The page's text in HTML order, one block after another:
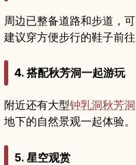
周边已整备道路和步道，
建议穿方便步行的鞋子前往
4. 搭配秋芳洞一起游玩
附近还有大型钟乳洞秋芳洞
地下的自然景观一起体验。
5. 星空观赏